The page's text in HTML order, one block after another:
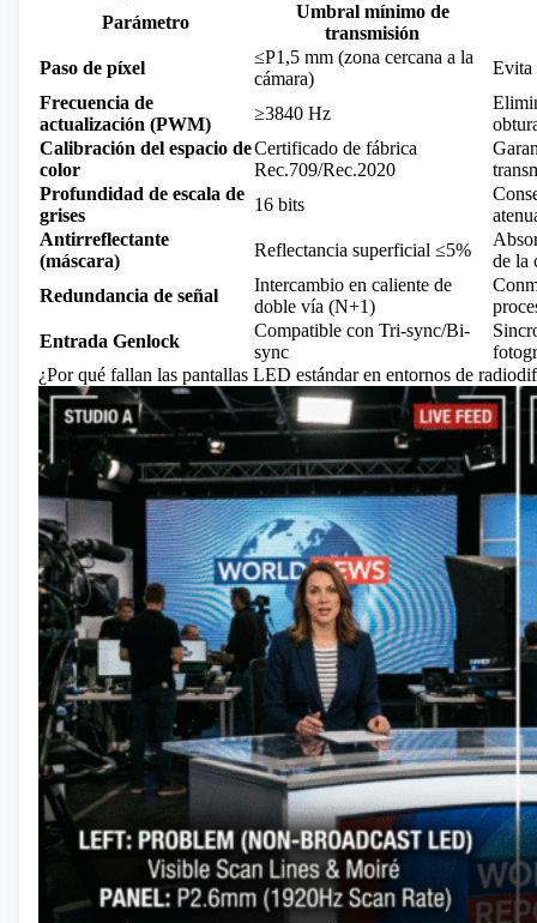
Parámetro
Umbral mínimo de
transmisión
Paso de píxel
≤P1,5 mm (zona cercana a la
cámara)
Evita
Frecuencia de
actualización (PWM)
≥3840 Hz
Calibración del espacio de
color
Certificado de fábrica
Rec.709/Rec.2020
Profundidad de escala de
grises
16 bits
Antirreflectante
(máscara)
Reflectancia superficial ≤5%
de la
Redundancia de señal
Intercambio en caliente de
doble vía (N+1)
Entrada Genlock
Compatible con Tri-sync/Bi-
sync
¿Por qué fallan las pantallas LED estándar en entornos de